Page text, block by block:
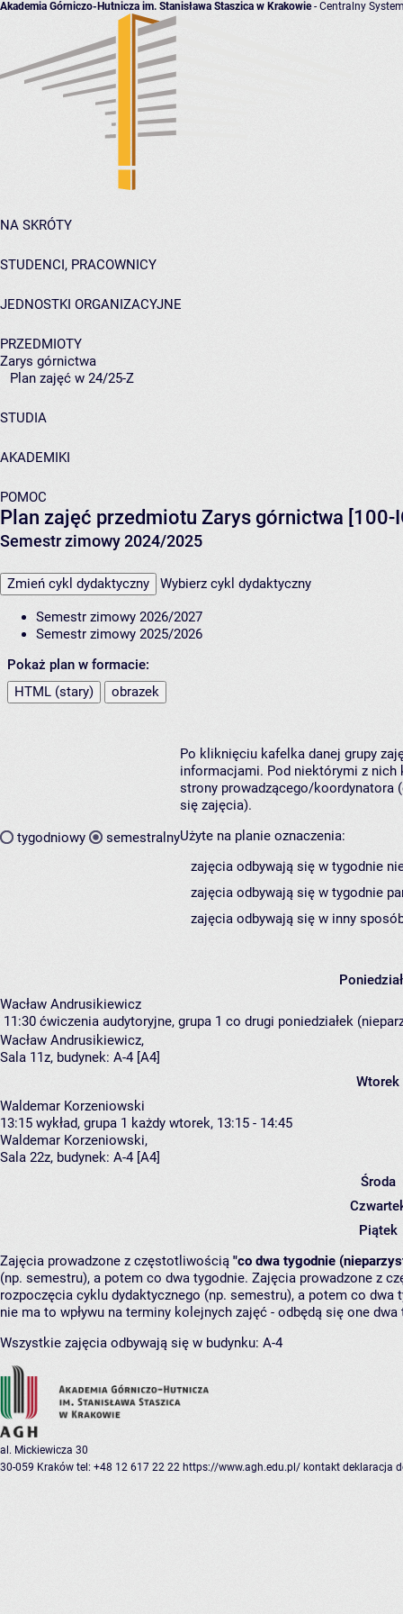
Akademia Górniczo-Hutnicza im. Stanisława Staszica w Krakowie- Centralny
NA SKRÓTY
STUDENCI, PRACOWNICY
JEDNOSTKI ORGANIZACYJNE
PRZEDMIOTY
Zarys górnictwa
Plan zajęć w 24/25-Z
STUDIA
AKADEMIKI
POMOC
Plan zajęć przedmiotu Zarys górnictwa [100-
Semestr zimowy 2024/2025
Zmień cykl dydaktyczny Wybierz cykl dydaktyczny
Semestr zimowy 2026/2027
Semestr zimowy 2025/2026
Pokaż plan w formacie:
HTML (stary)
obrazek
tygodniowy semestralny
Po kliknięciu kafelka danej grupy
informacjami. Pod niektórymi z nich
strony prowadzącego/koordynatora
się zajęcia).
Użyte na planie oznaczenia:
zajęcia odbywają się w tygodnie
zajęcia odbywają się w tygodnie
zajęcia odbywają się w inny
Wacław Andrusikiewicz
11:30 ćwiczenia audytoryjne, grupa 1 co drugi poniedziałek
Wacław Andrusikiewicz,
Sala 11z, budynek: A-4 [A4]
Wtorek
Waldemar Korzeniowski
13:15 wykład, grupa 1 każdy wtorek, 13:15 - 14:45
Waldemar Korzeniowski,
Sala 22z, budynek: A-4 [A4]
Środa
Piątek
Zajęcia prowadzone z częstotliwością "co dwa tygodnie
(np. semestru), a potem co dwa tygodnie. Zajęcia prowadzone z
rozpoczęcia cyklu dydaktycznego (np. semestru), a potem co
nie ma to wpływu na terminy kolejnych zajęć - odbędą się one
Wszystkie zajęcia odbywają się w budynku: A-4
al. Mickiewicza 30
30-059 Kraków tel: +48 12 617 22 22 https://www.agh.edu.pl/ kontakt deklaracja